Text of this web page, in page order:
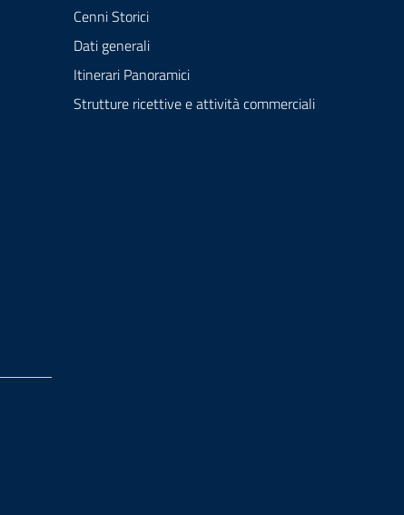
Cenni Storici
Dati generali
Itinerari Panoramici
Strutture ricettive e attività commerciali